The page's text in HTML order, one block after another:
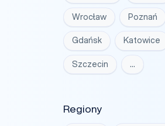
Wrocław Poznań
Gdańsk Katowice
Szczecin …
Regiony